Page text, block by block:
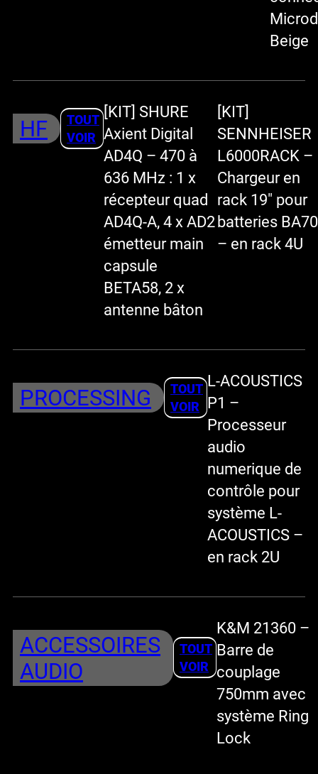
Beige
HF
TOUT
VOIR
[KIT] SHURE
Axient Digital
AD4Q – 470 à
636 MHz : 1 x
récepteur quad
AD4Q-A, 4 x AD2
émetteur main
capsule
BETA58, 2 x
antenne bâton
[KIT]
SENNHEISER
L6000RACK –
Chargeur en
rack 19″ pour
batteries BA70
– en rack 4U
PROCESSING
TOUT
VOIR
L-ACOUSTICS
P1 –
Processeur
audio
numerique de
contrôle pour
système L-
ACOUSTICS –
en rack 2U
ACCESSOIRES
AUDIO
TOUT
VOIR
K&M 21360 –
Barre de
couplage
750mm avec
système Ring
Lock